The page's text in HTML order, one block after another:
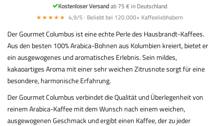
Kostenloser Versandab 75 € in Deutschland
★★★★★ 4,9/5 · Beliebt bei 120.000+ Kaffeeliebhabern
Der Gourmet Columbus ist eine echte Perle des Hausbrandt-Kaffees.
Aus den besten 100% Arabica-Bohnen aus Kolumbien kreiert, bietet er
ein ausgewogenes und aromatisches Erlebnis. Sein mildes,
kakaoartiges Aroma mit einer sehr weichen Zitrusnote sorgt für eine
besondere, harmonische Erfahrung.
Der Gourmet Columbus verbindet die Qualität und Überlegenheit von
reinem Arabica-Kaffee mit dem Wunsch nach einem weichen,
ausgewogenen Geschmack und ergibt einen Kaffee, der zu jeder